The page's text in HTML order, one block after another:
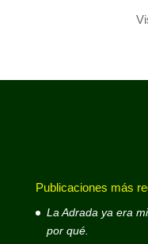
Publicaciones más
La Adrada ya era
por qué.